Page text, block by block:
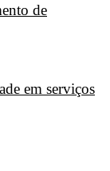
de
em serviços